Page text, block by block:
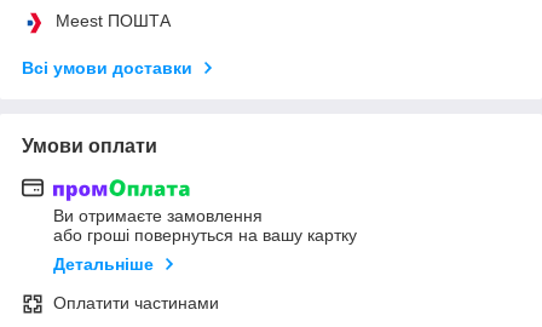
Meest ПОШТА
Всі умови доставки
Умови оплати
Ви отримаєте замовлення
або гроші повернуться на вашу картку
Детальніше
Оплатити частинами